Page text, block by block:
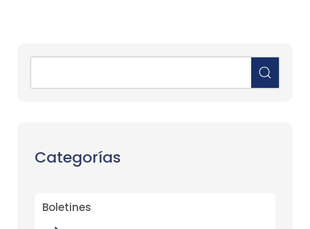
Categorías
Boletines